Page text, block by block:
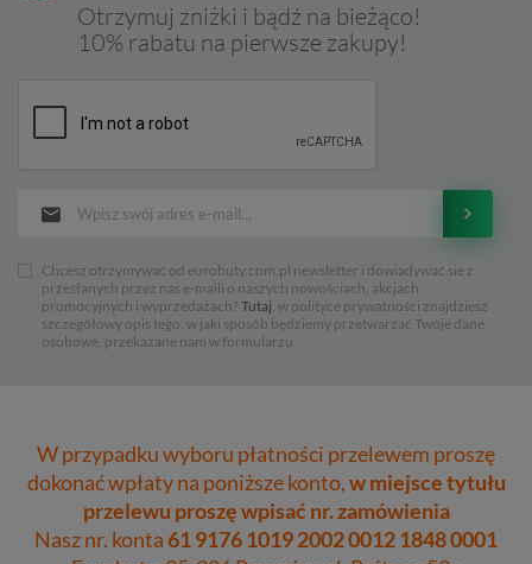
Otrzymuj zniżki i bądź na bieżąco!
10% rabatu na pierwsze zakupy!
Chcesz otrzymywać od eurobuty.com.pl newsletter i dowiadywać sie z
przesłanych przez nas e-maili o naszych nowościach, akcjach
promocyjnych i wyprzedażach? Tutaj, w polityce prywatności znajdziesz
szczegółowy opis tego, w jaki sposób będziemy przetwarzać Twoje dane
osobowe, przekazane nam w formularzu.
W przypadku wyboru płatności przelewem proszę
dokonać wpłaty na poniższe konto,w miejsce tytułu
przelewu proszę wpisać nr. zamówienia
Nasz nr. konta61 9176 1019 2002 0012 1848 0001